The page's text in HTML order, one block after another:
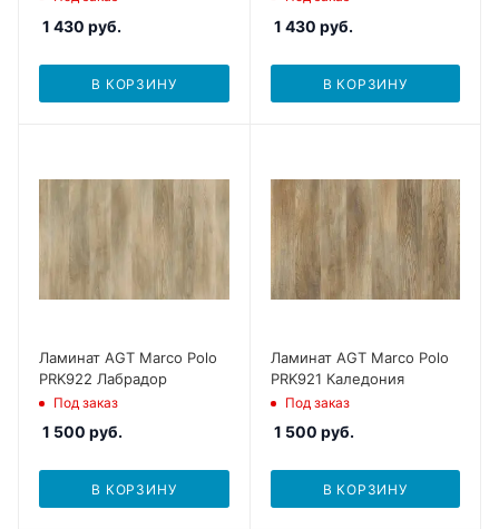
1 430 руб.
В КОРЗИНУ
1 430 руб.
В КОРЗИНУ
Ламинат AGT Marco Polo
PRK922 Лабрадор
Под заказ
1 500 руб.
В КОРЗИНУ
Ламинат AGT Marco Polo
PRK921 Каледония
Под заказ
1 500 руб.
В КОРЗИНУ